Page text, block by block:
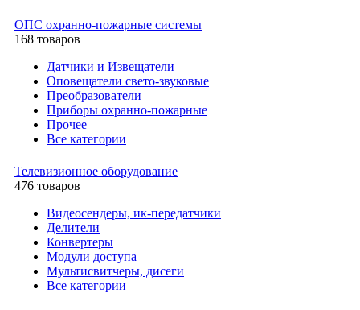
ОПС охранно-пожарные системы
168 товаров
Датчики и Извещатели
Оповещатели свето-звуковые
Преобразователи
Приборы охранно-пожарные
Прочее
Все категории
Телевизионное оборудование
476 товаров
Видеосендеры, ик-передатчики
Делители
Конвертеры
Модули доступа
Мультисвитчеры, дисеги
Все категории